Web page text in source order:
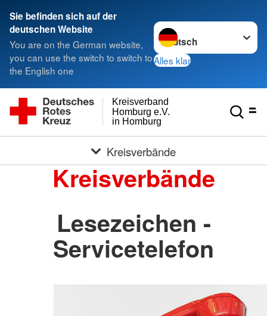
Sie befinden sich auf der
deutschen Website
You are on the German website,
you can use the switch to switch to
the English one
Sprache wechseln zu
Alles klar
in Homburg
Homburg e.V.
Kreisverband
Kreisverbände
Kreisverbände
Lesezeichen -
Servicetelefon